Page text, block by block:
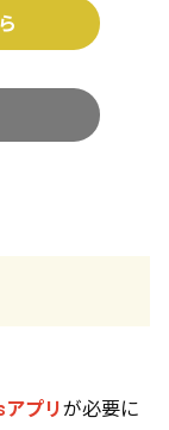
プリが必要に